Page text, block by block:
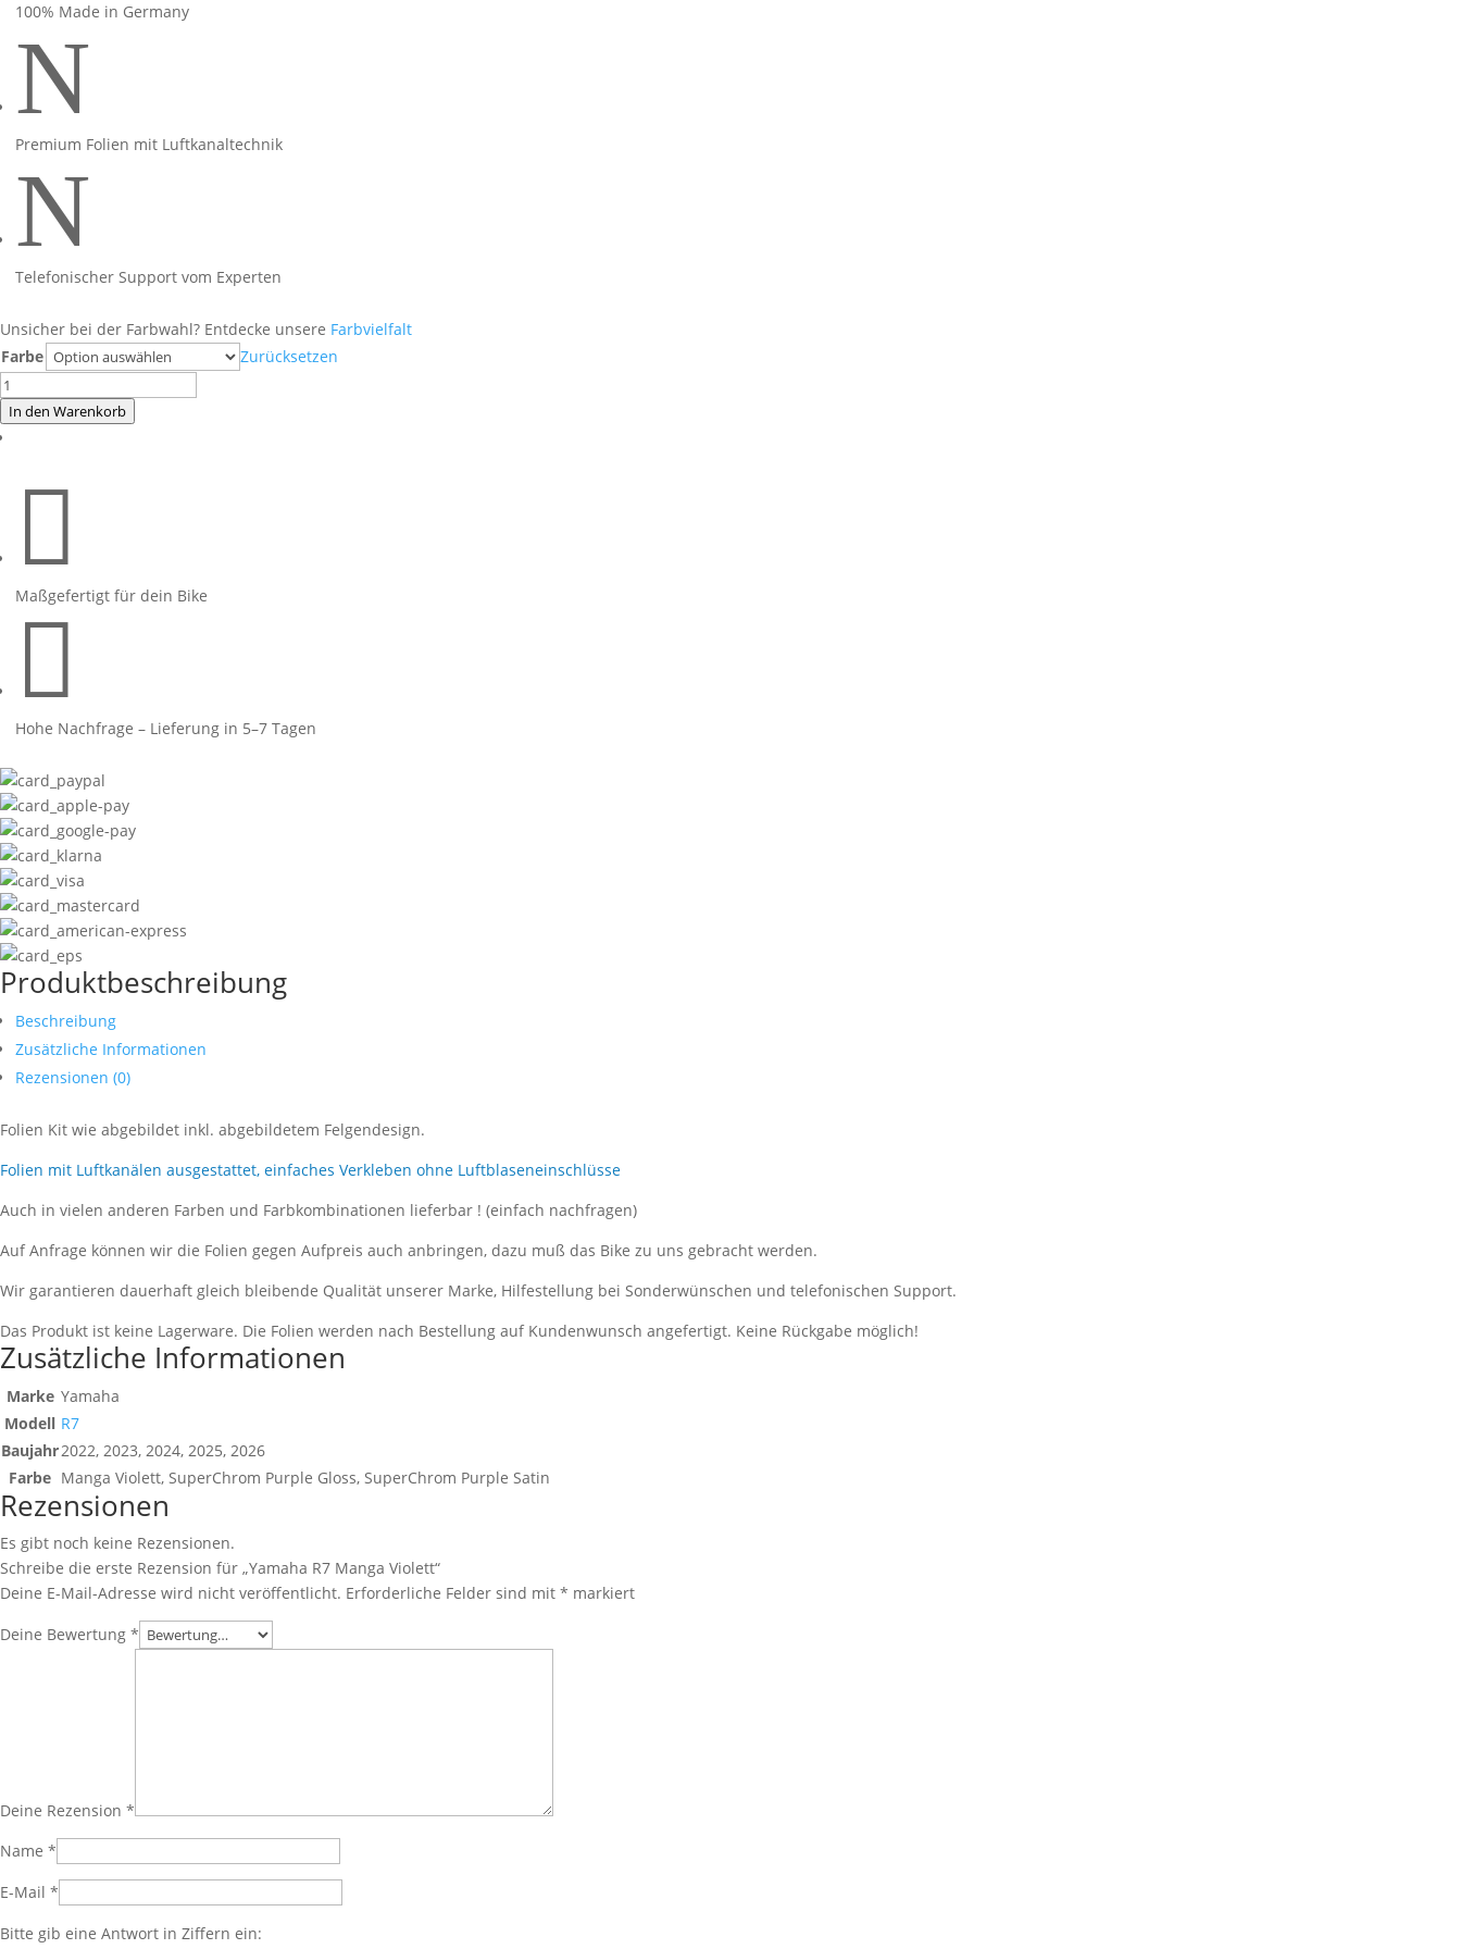
100% Made in Germany
N
Premium Folien mit Luftkanaltechnik
N
Telefonischer Support vom Experten
Unsicher bei der Farbwahl? Entdecke unsere Farbvielfalt
Farbe
Zurücksetzen
Yamaha
R7
Manga
In den Warenkorb

Maßgefertigt für dein Bike

Hohe Nachfrage – Lieferung in 5–7 Tagen
Produktbeschreibung
Beschreibung
Zusätzliche Informationen
Rezensionen (0)
Folien Kit wie abgebildet inkl. abgebildetem Felgendesign.
Folien mit Luftkanälen ausgestattet, einfaches Verkleben ohne Luftblaseneinschlüsse
Auch in vielen anderen Farben und Farbkombinationen lieferbar ! (einfach nachfragen)
Auf Anfrage können wir die Folien gegen Aufpreis auch anbringen, dazu muß das Bike zu uns gebracht werden.
Wir garantieren dauerhaft gleich bleibende Qualität unserer Marke, Hilfestellung bei Sonderwünschen und telefonischen Support.
Das Produkt ist keine Lagerware. Die Folien werden nach Bestellung auf Kundenwunsch angefertigt. Keine Rückgabe möglich!
Zusätzliche Informationen
Marke Yamaha
Modell R7
Baujahr2022, 2023, 2024, 2025, 2026
Farbe Manga Violett, SuperChrom Purple Gloss, SuperChrom Purple Satin
Rezensionen
Es gibt noch keine Rezensionen.
Schreibe die erste Rezension für „Yamaha R7 Manga Violett“
Deine E-Mail-Adresse wird nicht veröffentlicht. Erforderliche Felder sind mit * markiert
Deine Bewertung *
Deine Rezension *
Name *
E-Mail *
Bitte gib eine Antwort in Ziffern ein: